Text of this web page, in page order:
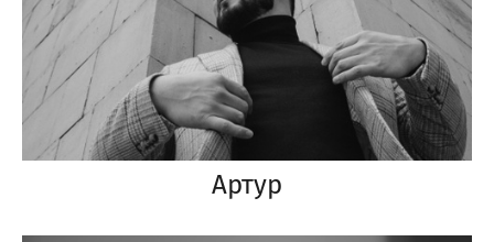
Артур